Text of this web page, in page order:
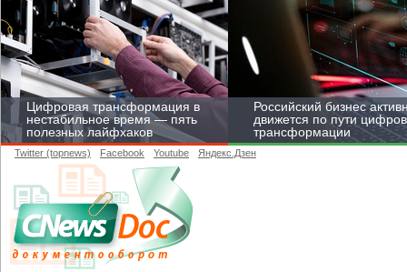
Цифровая трансформация в
нестабильное время — пять
полезных лайфхаков
Российский бизнес
движется по пути
трансформации
Средний бизнес начал
цифровизироваться со
Twitter (topnews) Facebook Youtube Яндекс.Дзен